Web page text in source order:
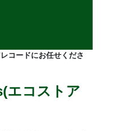
コードにお任せくださ
エコストア